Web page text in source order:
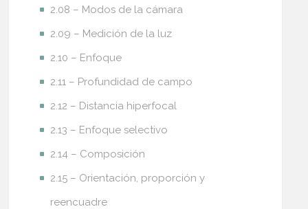
2.08 – Modos de la cámara
2.09 – Medición de la luz
2.10 – Enfoque
2.11 – Profundidad de campo
2.12 – Distancia hiperfocal
2.13 – Enfoque selectivo
2.14 – Composición
2.15 – Orientación, proporción y
reencuadre